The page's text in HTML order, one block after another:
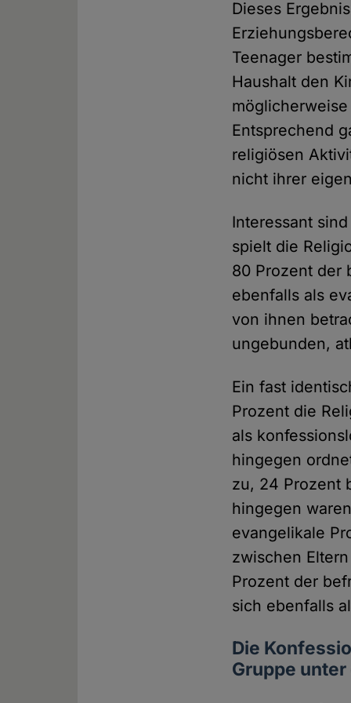
Dieses
Teenager
Haushalt den
Entsprechend
religiösen
nicht ihrer
Interessant
spielt die
80 Prozent der
ebenfalls als
von ihnen
ungebunden,
Ein fast
Prozent die
als
hingegen
zu, 24 Prozent
hingegen
evangelikale
zwischen
Prozent der
sich ebenfalls
Die
Gruppe